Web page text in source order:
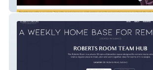
Ravi Rajani